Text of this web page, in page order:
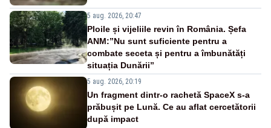
5 aug. 2026, 20:47
Ploile și vijeliile revin în România. Șefa
ANM:”Nu sunt suficiente pentru a
combate seceta și pentru a îmbunătăți
situația Dunării”
5 aug. 2026, 20:19
Un fragment dintr-o rachetă SpaceX s-a
prăbușit pe Lună. Ce au aflat cercetătorii
după impact